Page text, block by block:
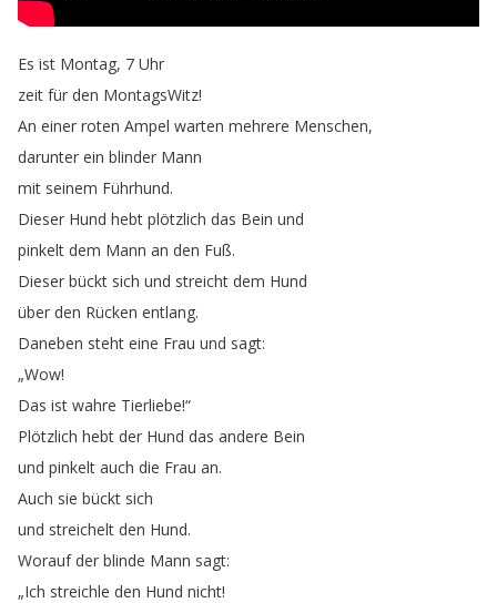
Es ist Montag, 7 Uhr
zeit für den MontagsWitz!
An einer roten Ampel warten mehrere Menschen,
darunter ein blinder Mann
mit seinem Führhund.
Dieser Hund hebt plötzlich das Bein und
pinkelt dem Mann an den Fuß.
Dieser bückt sich und streicht dem Hund
über den Rücken entlang.
Daneben steht eine Frau und sagt:
„Wow!
Das ist wahre Tierliebe!“
Plötzlich hebt der Hund das andere Bein
und pinkelt auch die Frau an.
Auch sie bückt sich
und streichelt den Hund.
Worauf der blinde Mann sagt:
„Ich streichle den Hund nicht!